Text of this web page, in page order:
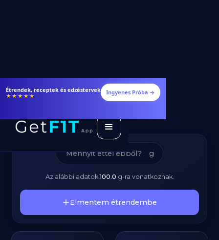
Étrendek, receptek és edzéstervek
★★★★★ Ingyenes Próba →
Főtt Borsó -
Tápanyagok
g
Az alábbi adatok100.0 g-ra vonatkoznak.
Elmentem étrendembe